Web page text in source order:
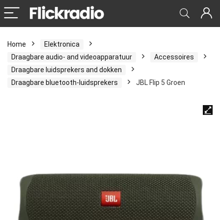
Home
Elektronica
Draagbare audio- and videoapparatuur
Accessoires
Draagbare luidsprekers and dokken
Draagbare bluetooth-luidsprekers
JBL Flip 5 Groen